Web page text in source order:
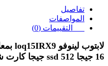
تفاصيل
المواصفات
التقييمات (0)
لابتوب لينوفو loq15IRX9
16 جيجا
ssd 512 جيجا كارت